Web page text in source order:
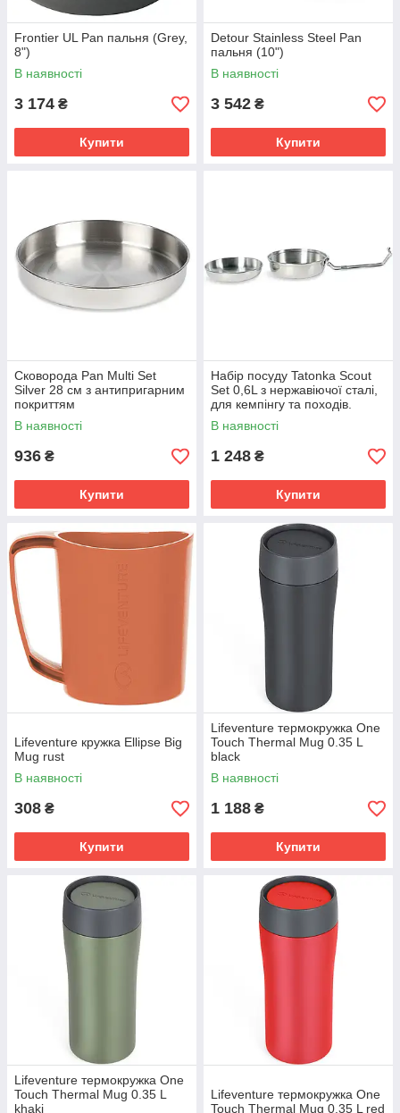
Frontier UL Pan пальня (Grey,
8")
В наявності
3 174 ₴
Купити
Detour Stainless Steel Pan
пальня (10")
В наявності
3 542 ₴
Купити
Сковорода Pan Multi Set
Silver 28 см з антипригарним
покриттям
В наявності
936 ₴
Купити
Набір посуду Tatonka Scout
Set 0,6L з нержавіючої сталі,
для кемпінгу та походів.
В наявності
1 248 ₴
Купити
Lifeventure кружка Ellipse Big
Mug rust
В наявності
308 ₴
Купити
Lifeventure термокружка One
Touch Thermal Mug 0.35 L
black
В наявності
1 188 ₴
Купити
Lifeventure термокружка One
Touch Thermal Mug 0.35 L
khaki
Lifeventure термокружка One
Touch Thermal Mug 0.35 L red